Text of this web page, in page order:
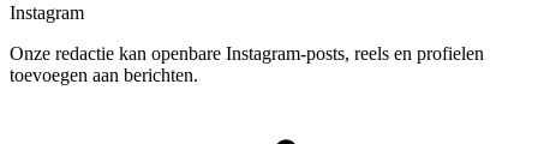
Instagram
Onze redactie kan openbare Instagram-posts, reels en profielen
toevoegen aan berichten.